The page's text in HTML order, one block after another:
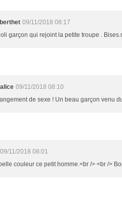
09/11/2018 08:17
garçon qui rejoint la petite troupe .
09/11/2018 08:10
de sexe ! Un beau garçon venu
09/11/2018 08:01
couleur ce petit homme.<br /> <br />